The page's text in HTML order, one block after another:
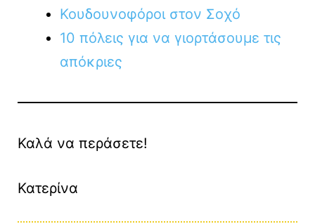
Κουδουνοφόροι στον Σοχό
10 πόλεις για να γιορτάσουμε τις
απόκριες
Καλά να περάσετε!
Κατερίνα